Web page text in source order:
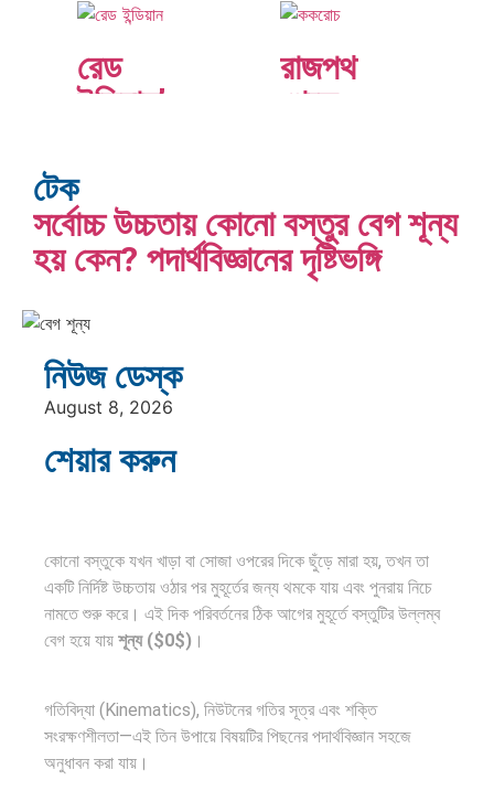
‘জেন-জি’
বিপ্লব:
বাংলাদেশ,…
ক্রীড়া
উৎসবে…
ভারত
অশ্রু:
শ্রীলঙ্কার
২৬…
ক্রূরতা ও
ব্রাজিল ও
আর্জেন্টিনার
কালো
অধ্যায়:…
পূর্ব ইউরোপ
বনাম
শত…
রেড
ইন্ডিয়ান’
‘নেটিভ
আমেরিকান’:
…
রাজপথ
থেকে
‘ককরোচ…
কান্দাহার
থেকে কাবুল:
তালেবানের
সাংবাদিক ও
ইলিয়াস
হোসেন:…
প্রতিবেদন:
এশিয়া
টেক
সর্বোচ্চ উচ্চতায় কোনো বস্তুর বেগ শূন্য
হয় কেন? পদার্থবিজ্ঞানের দৃষ্টিভঙ্গি
নিউজ ডেস্ক
August 8, 2026
শেয়ার করুন
কোনো বস্তুকে যখন খাড়া বা সোজা ওপরের দিকে ছুঁড়ে মারা হয়, তখন তা
একটি নির্দিষ্ট উচ্চতায় ওঠার পর মুহূর্তের জন্য থমকে যায় এবং পুনরায় নিচে
নামতে শুরু করে। এই দিক পরিবর্তনের ঠিক আগের মুহূর্তে বস্তুটির উল্লম্ব
বেগ হয়ে যায় শূন্য ($0$) ।
গতিবিদ্যা (Kinematics), নিউটনের গতির সূত্র এবং শক্তি
সংরক্ষণশীলতা—এই তিন উপায়ে বিষয়টির পিছনের পদার্থবিজ্ঞান সহজে
অনুধাবন করা যায়।